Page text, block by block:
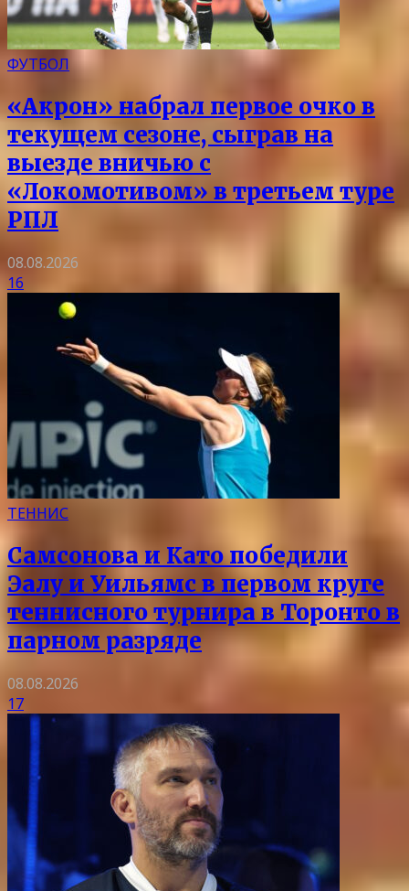
ФУТБОЛ
«Акрон» набрал первое очко в
текущем сезоне, сыграв на
выезде вничью с
«Локомотивом» в третьем туре
РПЛ
08.08.2026
16
ТЕННИС
Самсонова и Като победили
Эалу и Уильямс в первом круге
теннисного турнира в Торонто в
парном разряде
08.08.2026
17